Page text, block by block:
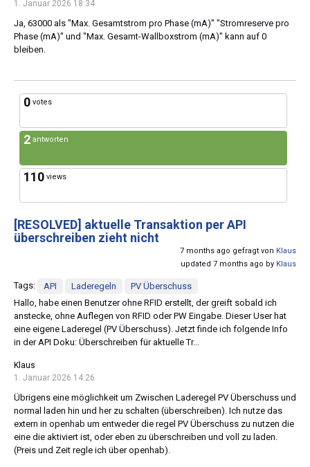
1. Januar 2026 18:34
Ja, 63000 als "Max. Gesamtstrom pro Phase (mA)" "Stromreserve pro
Phase (mA)" und "Max. Gesamt-Wallboxstrom (mA)" kann auf 0
bleiben.
0 votes
2 antworten
110 views
[RESOLVED] aktuelle Transaktion per API
überschreiben zieht nicht
7 months ago gefragt von Klaus
updated 7 months ago by Klaus
Tags: API Laderegeln
PV Überschuss
Hallo, habe einen Benutzer ohne RFID erstellt, der greift sobald ich
anstecke, ohne Auflegen von RFID oder PW Eingabe. Dieser User hat
eine eigene Laderegel (PV Überschuss). Jetzt finde ich folgende Info
in der API Doku: Überschreiben für aktuelle Tr...
Klaus
1. Januar 2026 14:26
Übrigens eine möglichkeit um Zwischen Laderegel PV Überschuss und
normal laden hin und her zu schalten (überschreiben). Ich nutze das
extern in openhab um entweder die regel PV Überschuss zu nutzen die
eine die aktiviert ist, oder eben zu überschreiben und voll zu laden.
(Preis und Zeit regle ich über openhab).